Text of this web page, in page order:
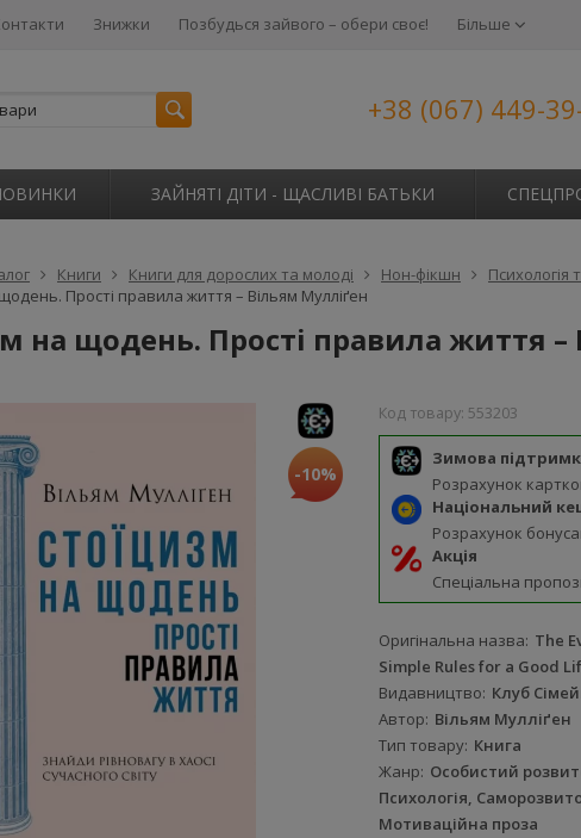
Знижки Позбудься зайвого – обери своє! Більше
+38 (067) 449-
ЗАЙНЯТІ ДІТИ - ЩАСЛИВІ БАТЬКИ
Книги Книги для дорослих та молоді Нон-фікшн
Психологія
Прості правила життя – Вільям Мулліґен
на щодень. Прості правила життя –
-10%
Код товару: 553203
Зимова
Розрахунок
Національний
Розрахунок
Акція
Спеціальна
Оригінальна назва The
Simple Rules for a Good
Видавництво Клуб
Автор Вільям Мулліґен
Тип товару Книга
Жанр Особистий
Психологія,
Мотиваційна проза